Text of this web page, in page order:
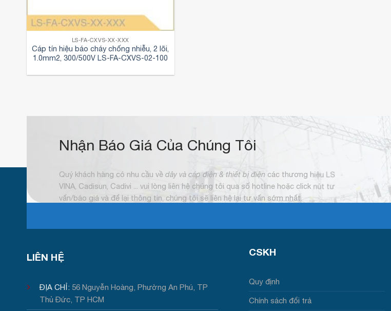
LS-FA-CXVS-XX-XXX
Cáp tín hiệu báo cháy chống nhiễu, 2 lõi,
1.0mm2, 300/500V LS-FA-CXVS-02-100
Nhận Báo Giá Của Chúng Tôi
Quý khách hàng có nhu cầu vềdây và cáp điện & thiết bị điện các thương hiệu LS
VINA, Cadisun, Cadivi ... vui lòng liên hệ chúng tôi qua số hotline hoặc click nút tư
vấn/báo giá và để lại thông tin, chúng tôi sẽ liên hệ lại tư vấn sớm nhất.
LIÊN HỆ
ĐỊA CHỈ: 56 Nguyễn Hoàng, Phường An Phú, TP
Thủ Đức, TP HCM
CSKH
Quy định
Chính sách đổi trả